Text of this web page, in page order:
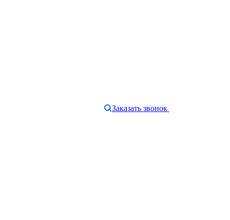
Заказать звонок